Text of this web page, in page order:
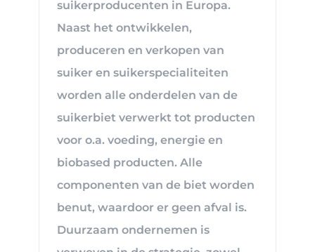
suikerproducenten in Europa.
Naast het ontwikkelen,
produceren en verkopen van
suiker en suikerspecialiteiten
worden alle onderdelen van de
suikerbiet verwerkt tot producten
voor o.a. voeding, energie en
biobased producten. Alle
componenten van de biet worden
benut, waardoor er geen afval is.
Duurzaam ondernemen is